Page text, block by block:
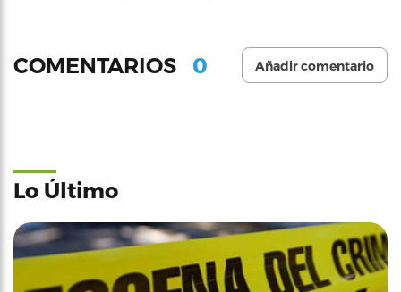
COMENTARIOS 0 Añadir comentario
Lo Último